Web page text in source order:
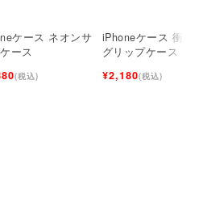
ケース ネオンサ
ース
(税込)
iPhoneケース 衝撃
グリップケース
¥2,180(税込)